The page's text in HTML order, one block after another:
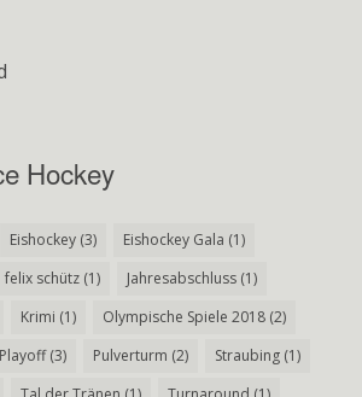
Hockey
Eishockey (3) Eishockey Gala (1)
felix schütz (1) Jahresabschluss (1)
Krimi (1) Olympische Spiele 2018 (2)
Playoff(3) Pulverturm (2) Straubing (1)